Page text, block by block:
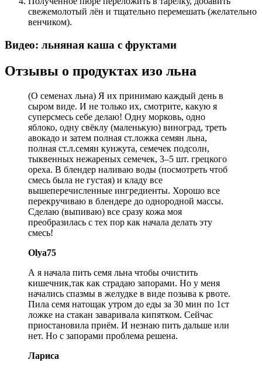
свежемолотый лён и тщательно перемешать (желательно
венчиком).
Видео: льняная каша с фруктами
Отзывы о продуктах изо льна
(О семенах льна) Я их принимаю каждый день в
сыром виде. И не только их, смотрите, какую я
суперсмесь себе делаю! Одну морковь, одно
яблоко, одну свёклу (маленькую) виноград, треть
авокадо и затем полная ст.ложка семян льна,
полная ст.л.семян кунжута, семечек подсолн,
тыквенных нежареных семечек, 3–5 шт. грецкого
ореха. В блендер наливаю воды (посмотреть чтоб
смесь была не густая) и кладу все
вышеперечисленные ингредиенты. Хорошо все
перекручиваю в блендере до однородной массы.
Сделаю (выпиваю) все сразу кожа моя
преобразилась с тех пор как начала делать эту
смесь!
Olya75
А я начала пить семя льна чтобы очистить
кишечник,так как страдаю запорами. Но у меня
начались спазмы в желудке в виде позыва к рвоте.
Пила семя натощак утром до еды за 30 мин по 1ст
ложке на стакан заваривала кипятком. Сейчас
приостановила приём. И незнаю пить дальше или
нет. Но с запорами проблема решена.
Лариса